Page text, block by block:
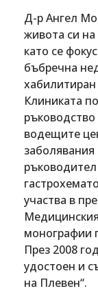
Д-р Ангел
живота си
като се
бъбречна
Клиниката
водещите
заболявания
участва в
монографии
През 2008
удостоен и
на Плевен“.